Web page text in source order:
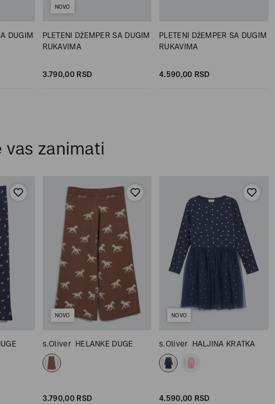
DUGIM
NOVO
PLETENI DžEMPER SA DUGIM
RUKAVIMA
3.790,00 RSD
PLETENI DžEMPER SA DUGIM
RUKAVIMA
4.590,00 RSD
vas zanimati
NOVO
s.Oliver HELANKE DUGE
3.790,00 RSD
NOVO
s.Oliver HALJINA KRATKA
4.590,00 RSD